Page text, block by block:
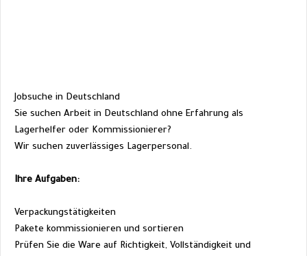
Jobsuche in Deutschland
Sie suchen Arbeit in Deutschland ohne Erfahrung als
Lagerhelfer oder Kommissionierer?
Wir suchen zuverlässiges Lagerpersonal.
Ihre Aufgaben:
Verpackungstätigkeiten
Pakete kommissionieren und sortieren
Prüfen Sie die Ware auf Richtigkeit, Vollständigkeit und